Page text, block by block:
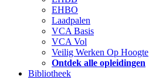
EHBO
Laadpalen
VCA Basis
VCA Vol
Veilig Werken Op Hoogte
Ontdek alle opleidingen
Bibliotheek